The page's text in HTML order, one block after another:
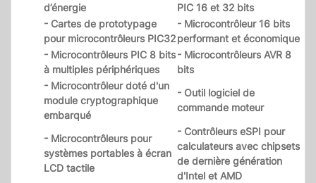
d’énergie
PIC 16 et 32 bits
- Cartes de prototypage
pour microcontrôleurs PIC32
- Microcontrôleur 16 bits
performant et économique
- Microcontrôleurs PIC 8 bits
à multiples périphériques
- Microcontrôleurs AVR 8
bits
- Microcontrôleur doté d'un
module cryptographique
embarqué
- Outil logiciel de
commande moteur
- Microcontrôleurs pour
systèmes portables à écran
LCD tactile
- Contrôleurs eSPI pour
calculateurs avec chipsets
de dernière génération
d'Intel et AMD